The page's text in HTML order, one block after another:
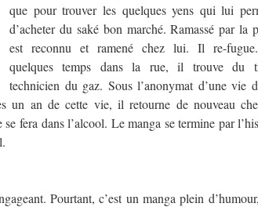
que pour trouver les quelques yens qui lui
d’acheter du saké bon marché. Ramassé par la
est reconnu et ramené chez lui. Il re-
quelques temps dans la rue, il trouve du
technicien du gaz. Sous l’anonymat d’une vie
un an de cette vie, il retourne de nouveau
fera dans l’alcool. Le manga se termine par
Pourtant, c’est un manga plein